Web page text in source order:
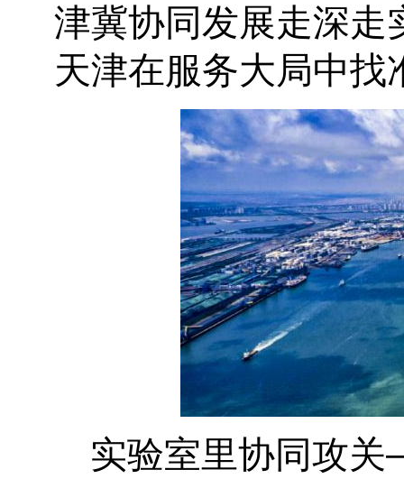
津冀协同发展走深走
天津在服务大局中找
实验室里协同攻关